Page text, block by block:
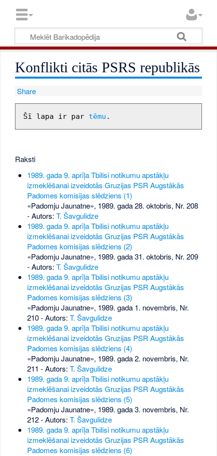
Konflikti citās PSRS republikās
Share
Šī lapa ir par tēmu
Raksti
1989. gada 9. aprīļa Tbilisi notikumu apstākļu
izmeklēšanai izveidotās Gruzijas PSR Augstākās
Padomes komisijas slēdziens (1)
«Padomju Jaunatne», 1989. gada 28. oktobris, Nr. 208
- Autors: T. Šavgulidze
1989. gada 9. aprīļa Tbilisi notikumu apstākļu
izmeklēšanai izveidotās Gruzijas PSR Augstākās
Padomes komisijas slēdziens (2)
«Padomju Jaunatne», 1989. gada 31. oktobris, Nr. 209
- Autors: T. Šavgulidze
1989. gada 9. aprīļa Tbilisi notikumu apstākļu
izmeklēšanai izveidotās Gruzijas PSR Augstākās
Padomes komisijas slēdziens (3)
«Padomju Jaunatne», 1989. gada 1. novembris, Nr.
210- Autors: T. Šavgulidze
1989. gada 9. aprīļa Tbilisi notikumu apstākļu
izmeklēšanai izveidotās Gruzijas PSR Augstākās
Padomes komisijas slēdziens (4)
«Padomju Jaunatne», 1989. gada 2. novembris, Nr.
211 - Autors: T. Šavgulidze
1989. gada 9. aprīļa Tbilisi notikumu apstākļu
izmeklēšanai izveidotās Gruzijas PSR Augstākās
Padomes komisijas slēdziens (5)
«Padomju Jaunatne», 1989. gada 3. novembris, Nr.
212- Autors: T. Šavgulidze
1989. gada 9. aprīļa Tbilisi notikumu apstākļu
izmeklēšanai izveidotās Gruzijas PSR Augstākās
Padomes komisijas slēdziens (6)